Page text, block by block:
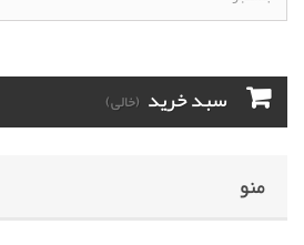
سبد خرید (خالی)
منو